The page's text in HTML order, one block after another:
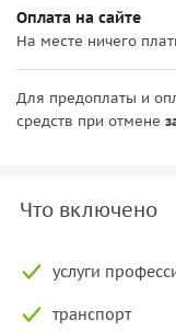
Оплата на сайте
На месте ничего
Для предоплаты и
средств при отмене
Что включено
услуги
транспорт